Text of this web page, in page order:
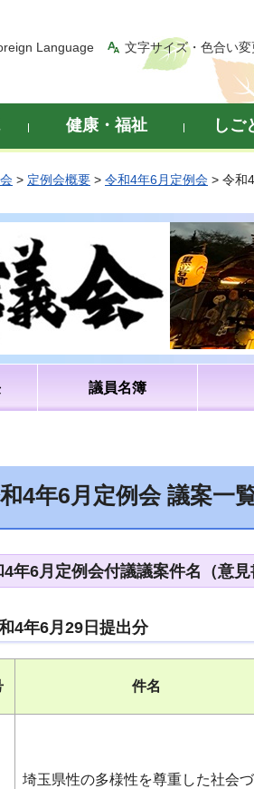
Language 文字サイズ・色合い変
健康・福祉 しご
> 定例会概要 > 令和4年6月定例会 > 令和
議員名簿
4年6月定例会 議案一
4年6月定例会付議議案件名（意見
4年6月29日提出分
件名
埼玉県性の多様性を尊重した社会づ